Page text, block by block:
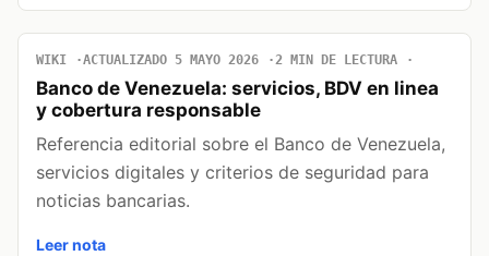
WIKI ACTUALIZADO 5 MAYO 2026 2 MIN DE LECTURA
Banco de Venezuela: servicios, BDV en linea
y cobertura responsable
Referencia editorial sobre el Banco de Venezuela,
servicios digitales y criterios de seguridad para
noticias bancarias.
Leer nota